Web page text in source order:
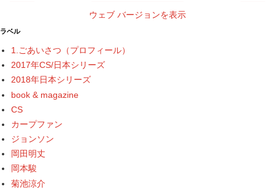
ウェブ バージョンを表示
ラベル
1.ごあいさつ（プロフィール）
2017年CS/日本シリーズ
2018年日本シリーズ
book & magazine
CS
カープファン
ジョンソン
岡田明丈
岡本駿
菊池涼介